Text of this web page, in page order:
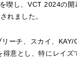
喫し、VCT 2024の開
れました。
ーチ、スカイ、KAY/
得意とし、特にレイズ